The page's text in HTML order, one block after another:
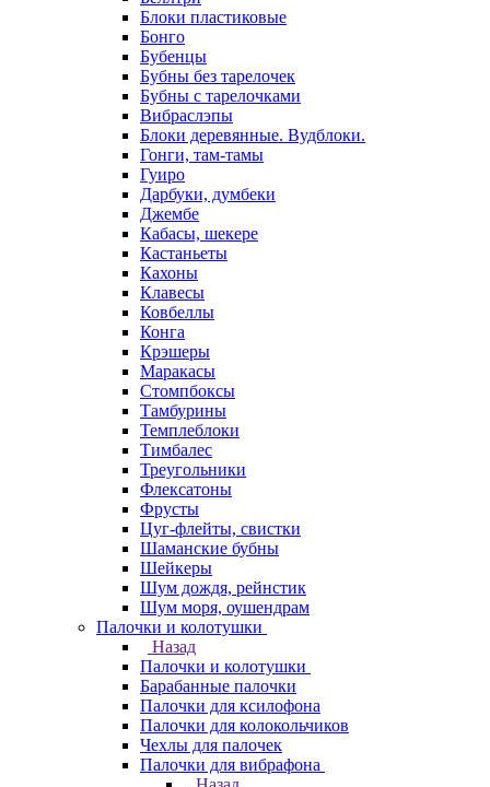
Блоки пластиковые
Бонго
Бубенцы
Бубны без тарелочек
Бубны с тарелочками
Вибраслэпы
Блоки деревянные. Вудблоки.
Гонги, там-тамы
Гуиро
Дарбуки, думбеки
Джембе
Кабасы, шекере
Кастаньеты
Кахоны
Клавесы
Ковбеллы
Конга
Крэшеры
Маракасы
Стомпбоксы
Тамбурины
Темплеблоки
Тимбалес
Треугольники
Флексатоны
Фрусты
Цуг-флейты, свистки
Шаманские бубны
Шейкеры
Шум дождя, рейнстик
Шум моря, оушендрам
Палочки и колотушки
Назад
Палочки и колотушки
Барабанные палочки
Палочки для ксилофона
Палочки для колокольчиков
Чехлы для палочек
Палочки для вибрафона